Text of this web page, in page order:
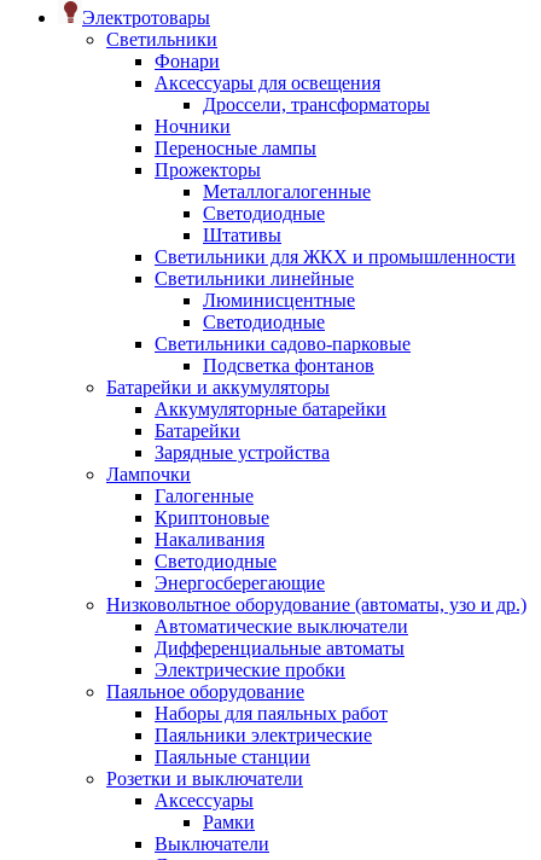
Электротовары
Светильники
Фонари
Аксессуары для освещения
Дроссели, трансформаторы
Ночники
Переносные лампы
Прожекторы
Металлогалогенные
Светодиодные
Штативы
Светильники для ЖКХ и промышленности
Светильники линейные
Люминисцентные
Светодиодные
Светильники садово-парковые
Подсветка фонтанов
Батарейки и аккумуляторы
Аккумуляторные батарейки
Батарейки
Зарядные устройства
Лампочки
Галогенные
Криптоновые
Накаливания
Светодиодные
Энергосберегающие
Низковольтное оборудование (автоматы, узо и др.)
Автоматические выключатели
Дифференциальные автоматы
Электрические пробки
Паяльное оборудование
Наборы для паяльных работ
Паяльники электрические
Паяльные станции
Розетки и выключатели
Аксессуары
Рамки
Выключатели